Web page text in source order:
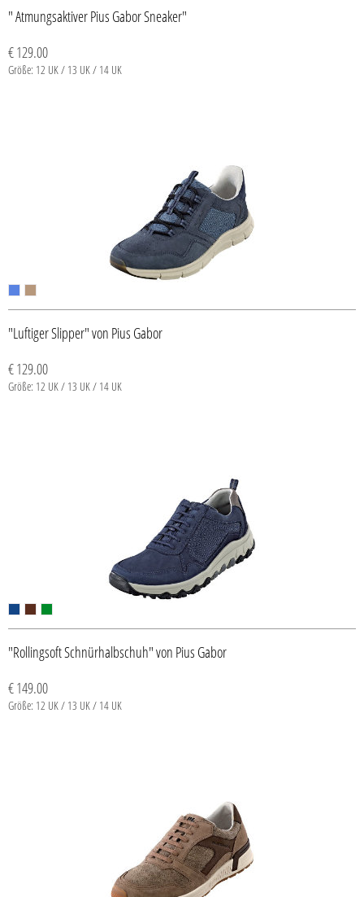
" Atmungsaktiver Pius Gabor Sneaker"
€ 129.00
Größe: 12 UK / 13 UK / 14 UK
"Luftiger Slipper" von Pius Gabor
€ 129.00
Größe: 12 UK / 13 UK / 14 UK
"Rollingsoft Schnürhalbschuh" von Pius Gabor
€ 149.00
Größe: 12 UK / 13 UK / 14 UK